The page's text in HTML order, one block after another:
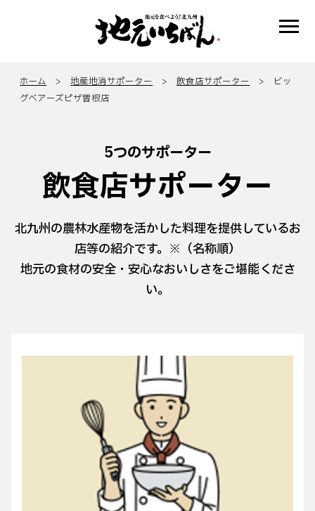
ホーム >地産地消サポーター >飲食店サポーター
> ビッ
グベアーズピザ曽根店
5つのサポーター
飲食店サポーター
北九州の農林水産物を活かした料理を提供しているお
店等の紹介です。※（名称順）
地元の食材の安全・安心なおいしさをご堪能くださ
い。